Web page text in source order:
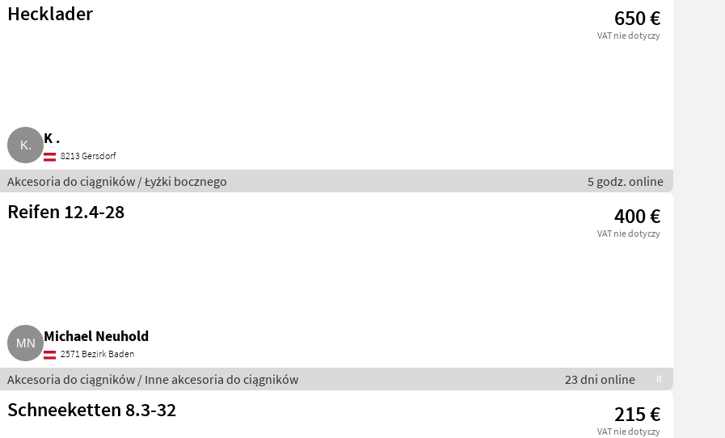
Hecklader 650 €
VAT nie dotyczy
K .
8213 Gersdorf
Akcesoria do ciągników / Łyżki bocznego 5 godz. online
Reifen 12.4-28 400 €
VAT nie dotyczy
Michael Neuhold
2571 Bezirk Baden
Akcesoria do ciągników / Inne akcesoria do ciągników 23 dni online R
Schneeketten 8.3-32 215 €
VAT nie dotyczy